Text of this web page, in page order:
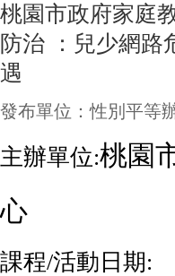
桃園市政府家庭
防治 ：兒少網路
遇
發布單位：性別平等
主辦單位:桃園
心
課程/活動日期: